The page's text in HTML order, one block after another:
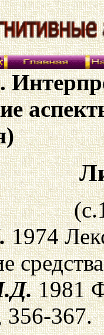
1974
1981
367.